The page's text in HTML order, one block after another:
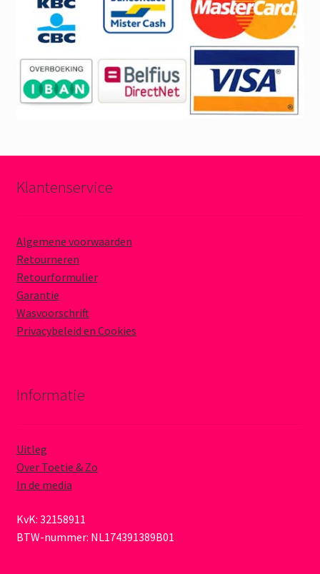
Klantenservice
Algemene voorwaarden
Retourneren
Retourformulier
Garantie
Wasvoorschrift
Privacybeleid en Cookies
Informatie
Uitleg
Over Toetie & Zo
In de media
KvK: 32158911
BTW-nummer: NL174391389B01